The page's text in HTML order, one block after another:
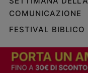
COMUNICAZIONE
FESTIVAL BIBLICO